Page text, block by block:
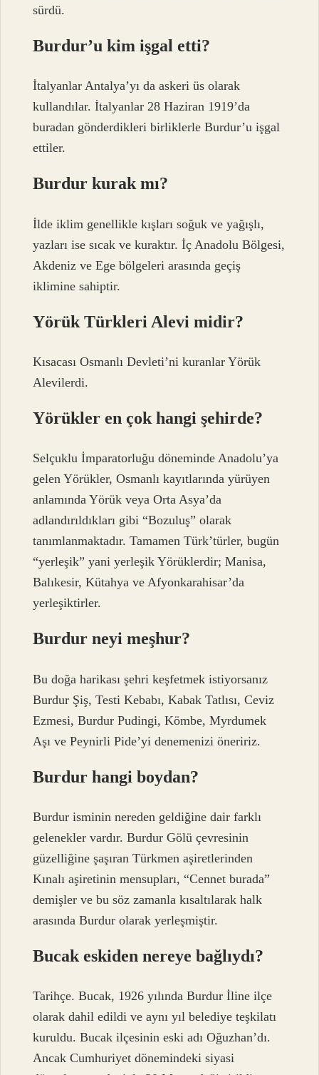
sürdü.
Burdur’u kim işgal etti?
İtalyanlar Antalya’yı da askeri üs olarak
kullandılar. İtalyanlar 28 Haziran 1919’da
buradan gönderdikleri birliklerle Burdur’u işgal
ettiler.
Burdur kurak mı?
İlde iklim genellikle kışları soğuk ve yağışlı,
yazları ise sıcak ve kuraktır. İç Anadolu Bölgesi,
Akdeniz ve Ege bölgeleri arasında geçiş
iklimine sahiptir.
Yörük Türkleri Alevi midir?
Kısacası Osmanlı Devleti’ni kuranlar Yörük
Alevilerdi.
Yörükler en çok hangi şehirde?
Selçuklu İmparatorluğu döneminde Anadolu’ya
gelen Yörükler, Osmanlı kayıtlarında yürüyen
anlamında Yörük veya Orta Asya’da
adlandırıldıkları gibi “Bozuluş” olarak
tanımlanmaktadır. Tamamen Türk’türler, bugün
“yerleşik” yani yerleşik Yörüklerdir; Manisa,
Balıkesir, Kütahya ve Afyonkarahisar’da
yerleşiktirler.
Burdur neyi meşhur?
Bu doğa harikası şehri keşfetmek istiyorsanız
Burdur Şiş, Testi Kebabı, Kabak Tatlısı, Ceviz
Ezmesi, Burdur Pudingi, Kömbe, Myrdumek
Aşı ve Peynirli Pide’yi denemenizi öneririz.
Burdur hangi boydan?
Burdur isminin nereden geldiğine dair farklı
gelenekler vardır. Burdur Gölü çevresinin
güzelliğine şaşıran Türkmen aşiretlerinden
Kınalı aşiretinin mensupları, “Cennet burada”
demişler ve bu söz zamanla kısaltılarak halk
arasında Burdur olarak yerleşmiştir.
Bucak eskiden nereye bağlıydı?
Tarihçe. Bucak, 1926 yılında Burdur İline ilçe
olarak dahil edildi ve aynı yıl belediye teşkilatı
kuruldu. Bucak ilçesinin eski adı Oğuzhan’dı.
Ancak Cumhuriyet dönemindeki siyasi